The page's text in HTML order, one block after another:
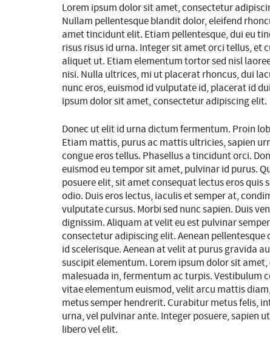
Lorem ipsum dolor sit amet, consectetur
Nullam pellentesque blandit dolor, eleifend
amet tincidunt elit. Etiam pellentesque, dui eu
risus risus id urna. Integer sit amet orci tellus, et
aliquet ut. Etiam elementum tortor sed nisl
nisi. Nulla ultrices, mi ut placerat rhoncus, dui
nunc eros, euismod id vulputate id, placerat id
ipsum dolor sit amet, consectetur adipiscing elit.
Donec ut elit id urna dictum fermentum. Proin
Etiam mattis, purus ac mattis ultricies, sapien
congue eros tellus. Phasellus a tincidunt orci.
euismod eu tempor sit amet, pulvinar id purus.
posuere elit, sit amet consequat lectus eros quis
odio. Duis eros lectus, iaculis et semper at,
vulputate cursus. Morbi sed nunc sapien. Duis
dignissim. Aliquam at velit eu est pulvinar
consectetur adipiscing elit. Aenean
id scelerisque. Aenean at velit at purus gravida
suscipit elementum. Lorem ipsum dolor sit
malesuada in, fermentum ac turpis. Vestibulum
vitae elementum euismod, velit arcu mattis
metus semper hendrerit. Curabitur metus felis,
urna, vel pulvinar ante. Integer posuere, sapien
libero vel elit.